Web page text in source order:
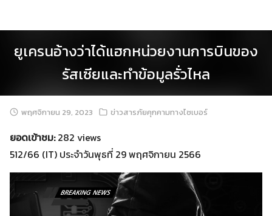
ยูเครนอ้างว่าได้แฮกหน่วยงานการบินของ
รัสเซียและทำข้อมูลรั่วไหล
พฤศจิกายน 29, 2023 ข่าวสารภัยคุกคามทางไซเบอร์
ยอดเข้าชม:282 views
512/66 (IT) ประจำวันพุธที่ 29 พฤศจิกายน 2566